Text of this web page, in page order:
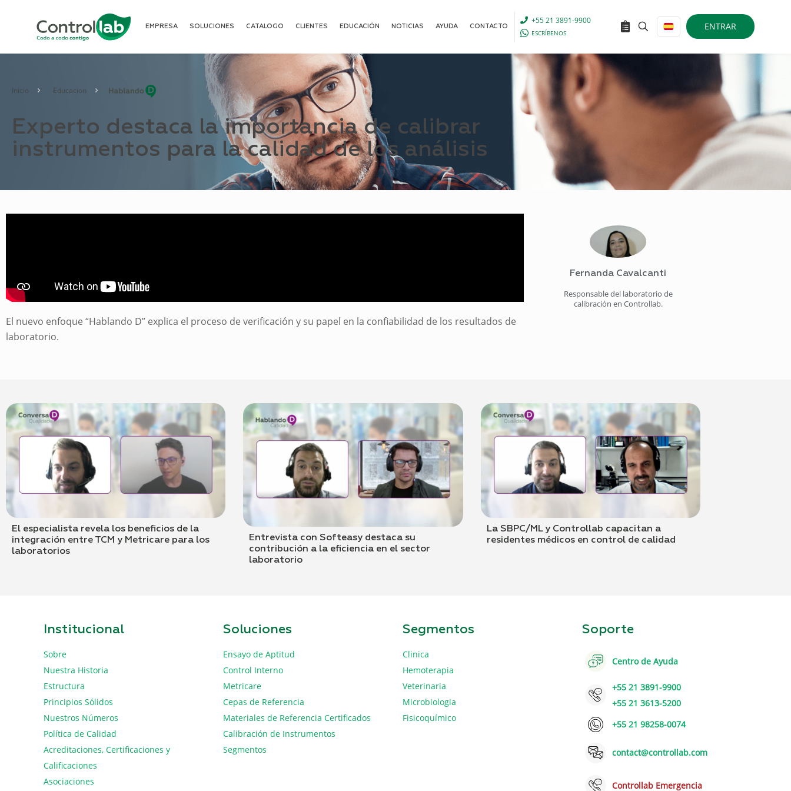
EMPRESA SOLUCIONES CATALOGO CLIENTES EDUCACIÓN NOTICIAS AYUDA CONTACTO
+55 21 3891-9900
ESCRÍBENOS
ENTRAR
Inicio Educacion
Experto destaca la importancia de calibrar
instrumentos para la calidad de los análisis
El nuevo enfoque “Hablando D” explica el proceso de verificación y su papel en la confiabilidad de los resultados de
laboratorio.
Fernanda Cavalcanti
Responsable del laboratorio de
calibración en Controllab.
El especialista revela los beneficios de la
integración entre TCM y Metricare para los
laboratorios
Entrevista con Softeasy destaca su
contribución a la eficiencia en el sector
laboratorio
La SBPC/ML y Controllab capacitan a
residentes médicos en control de calidad
Institucional
Sobre
Nuestra Historia
Estructura
Principios Sólidos
Nuestros Números
Política de Calidad
Acreditaciones, Certificaciones y
Calificaciones
Asociaciones
Soluciones
Ensayo de Aptitud
Control Interno
Metricare
Cepas de Referencia
Materiales de Referencia Certificados
Calibración de Instrumentos
Segmentos
Segmentos
Clinica
Hemoterapia
Veterinaria
Microbiologia
Fisicoquímico
Soporte
Centro de Ayuda
+55 21 3891-9900
+55 21 3613-5200
+55 21 98258-0074
contact@controllab.com
Controllab Emergencia